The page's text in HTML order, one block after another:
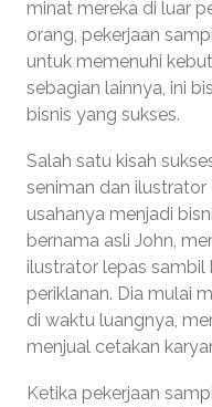
minat mereka di luar
orang, pekerjaan
untuk memenuhi
sebagian lainnya, ini
bisnis yang sukses.
Salah satu kisah
seniman dan
usahanya menjadi
bernama asli John,
ilustrator lepas sambil
periklanan. Dia mulai
di waktu luangnya,
menjual cetakan
Ketika pekerjaan